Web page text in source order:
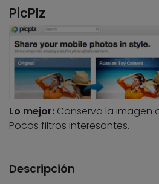
PicPlz
Lo mejor: Conserva la imagen
Pocos filtros interesantes.
Descripción